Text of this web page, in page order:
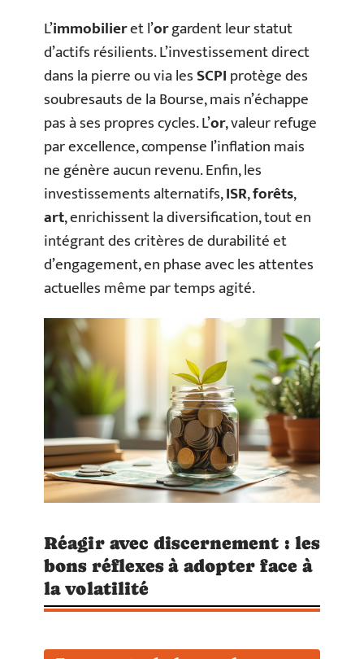
L’immobilieret l’orgardent leur statut
d’actifs résilients. L’investissement direct
dans la pierre ou via lesSCPIprotège des
soubresauts de la Bourse, mais n’échappe
pas à ses propres cycles. L’or, valeur refuge
par excellence, compense l’inflation mais
ne génère aucun revenu. Enfin, les
investissements alternatifs,ISR,forêts,
art, enrichissent la diversification, tout en
intégrant des critères de durabilité et
d’engagement, en phase avec les attentes
actuelles même par temps agité.
Réagir avec discernement : les
bons réflexes à adopter face à
la volatilité